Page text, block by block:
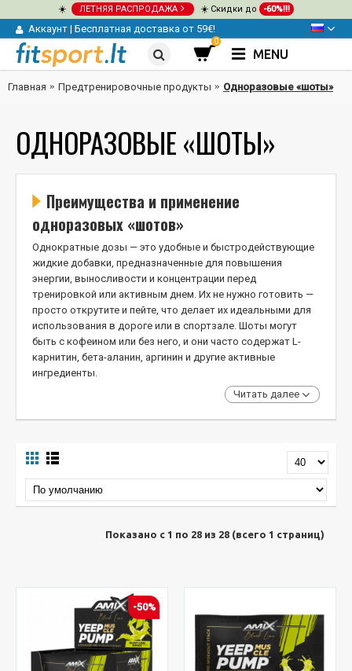
☀️ ЛЕТНЯЯ РАСПРОДАЖА ☀️ Скидки до -60%!!!
Аккаунт | Бесплатная доставка от 59€!
0
MENU
Главная Предтренировочные продукты Одноразовые «шоты»
ОДНОРАЗОВЫЕ «ШОТЫ»
Преимущества и применение
одноразовых «шотов»
Однократные дозы — это удобные и быстродействующие
жидкие добавки, предназначенные для повышения
энергии, выносливости и концентрации перед
тренировкой или активным днем. Их не нужно готовить —
просто открутите и пейте, что делает их идеальными для
использования в дороге или в спортзале. Шоты могут
быть с кофеином или без него, и они часто содержат L-
карнитин, бета-аланин, аргинин и другие активные
ингредиенты.
Читать далее
Показано с 1 по 28 из 28 (всего 1 страниц)
-50%